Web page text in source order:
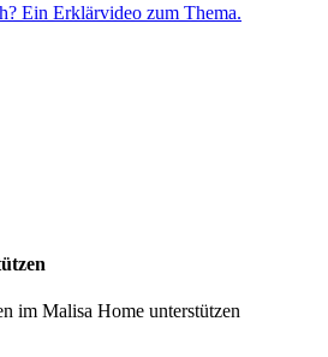
Ein Erklärvideo zum Thema.
im Malisa Home unterstützen